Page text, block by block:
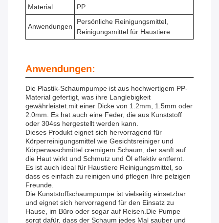
Material
PP
Anwendungen
Persönliche Reinigungsmittel,
Reinigungsmittel für Haustiere
Anwendungen:
Die Plastik-Schaumpumpe ist aus hochwertigem PP-
Material gefertigt, was ihre Langlebigkeit
gewährleistet.mit einer Dicke von 1.2mm, 1.5mm oder
2.0mm. Es hat auch eine Feder, die aus Kunststoff
oder 304ss hergestellt werden kann.
Dieses Produkt eignet sich hervorragend für
Körperreinigungsmittel wie Gesichtsreiniger und
Körperwaschmittel.cremigem Schaum, der sanft auf
die Haut wirkt und Schmutz und Öl effektiv entfernt.
Es ist auch ideal für Haustiere Reinigungsmittel, so
dass es einfach zu reinigen und pflegen Ihre pelzigen
Freunde.
Die Kunststoffschaumpumpe ist vielseitig einsetzbar
und eignet sich hervorragend für den Einsatz zu
Hause, im Büro oder sogar auf Reisen.Die Pumpe
sorgt dafür, dass der Schaum jedes Mal sauber und